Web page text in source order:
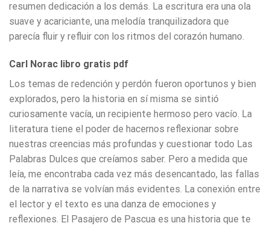
resumen dedicación a los demás. La escritura era una ola
suave y acariciante, una melodía tranquilizadora que
parecía fluir y refluir con los ritmos del corazón humano.
Carl Norac libro gratis pdf
Los temas de redención y perdón fueron oportunos y bien
explorados, pero la historia en sí misma se sintió
curiosamente vacía, un recipiente hermoso pero vacío. La
literatura tiene el poder de hacernos reflexionar sobre
nuestras creencias más profundas y cuestionar todo Las
Palabras Dulces que creíamos saber. Pero a medida que
leía, me encontraba cada vez más desencantado, las fallas
de la narrativa se volvían más evidentes. La conexión entre
el lector y el texto es una danza de emociones y
reflexiones. El Pasajero de Pascua es una historia que te